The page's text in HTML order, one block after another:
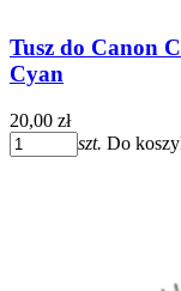
Tusz do Canon
Cyan
20,00 zł
szt. Do